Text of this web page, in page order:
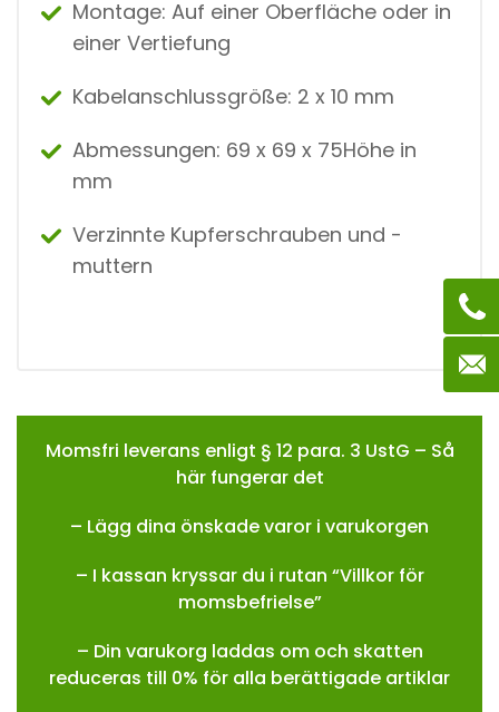
Montage: Auf einer Oberfläche oder in
einer Vertiefung
Kabelanschlussgröße: 2 x 10 mm
Abmessungen: 69 x 69 x 75Höhe in
mm
Verzinnte Kupferschrauben und -
muttern
Momsfri leverans enligt § 12 para. 3 UstG – Så
här fungerar det
– Lägg dina önskade varor i varukorgen
– I kassan kryssar du i rutan “Villkor för
momsbefrielse”
– Din varukorg laddas om och skatten
reduceras till 0% för alla berättigade artiklar